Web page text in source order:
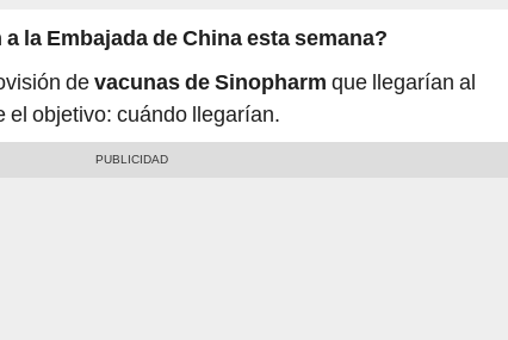
la Embajada de China esta semana?
devacunas de Sinopharm que llegarían al
el objetivo: cuándo llegarían.